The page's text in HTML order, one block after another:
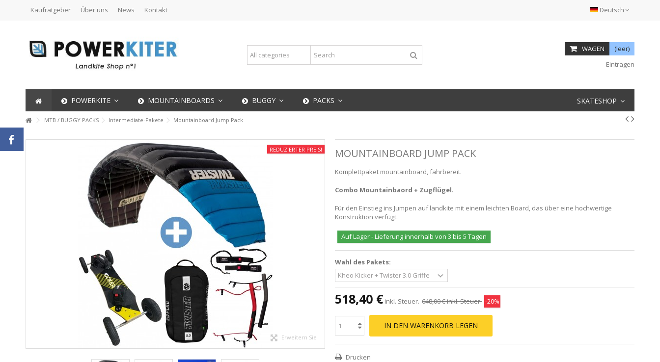
Deutsch
Kaufratgeber Über uns News Kontakt
WAGEN
(leer)
Eintragen
POWERKITE MOUNTAINBOARDS BUGGY PACKS SKATESHOP
MTB / BUGGY PACKS Intermediate-Pakete Mountainboard Jump Pack
REDUZIERTER PREIS!
Erweitern Sie
MOUNTAINBOARD JUMP PACK
Komplettpaket mountainboard, fahrbereit.
Combo Mountainbaord + Zugflügel.
Für den Einstieg ins Jumpen auf landkite mit einem leichten Board, das über eine hochwertige
Konstruktion verfügt.
Auf Lager - Lieferung innerhalb von 3 bis 5 Tagen
Wahl des Pakets:
518,40 € inkl. Steuer. 648,00 €inkl. Steuer. -20%
IN DEN WARENKORB LEGEN
Drucken